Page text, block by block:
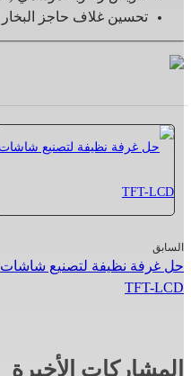
تحسين غلاف حاجز البخار
السابق
حل غرفة نظيفة لتصنيع شاشات
TFT-LCD
المشاركات الأخيرة